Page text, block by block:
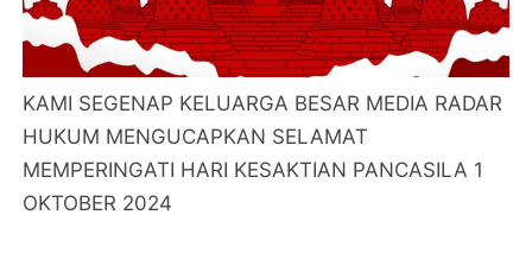
KAMI SEGENAP KELUARGA BESAR MEDIA RADAR
HUKUM MENGUCAPKAN SELAMAT
MEMPERINGATI HARI KESAKTIAN PANCASILA 1
OKTOBER 2024